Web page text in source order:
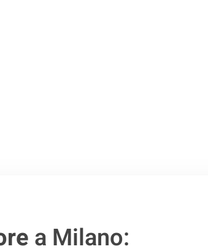
a Milano: